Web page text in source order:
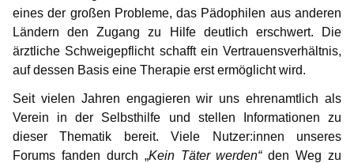
eines der großen Probleme, das Pädophilen aus anderen
Ländern den Zugang zu Hilfe deutlich erschwert. Die
ärztliche Schweigepflicht schafft ein Vertrauensverhältnis,
auf dessen Basis eine Therapie erst ermöglicht wird.
Seit vielen Jahren engagieren wir uns ehrenamtlich als
Verein in der Selbsthilfe und stellen Informationen zu
dieser Thematik bereit. Viele Nutzer:innen unseres
Forums fanden durch „Kein Täter werden“den Weg zu